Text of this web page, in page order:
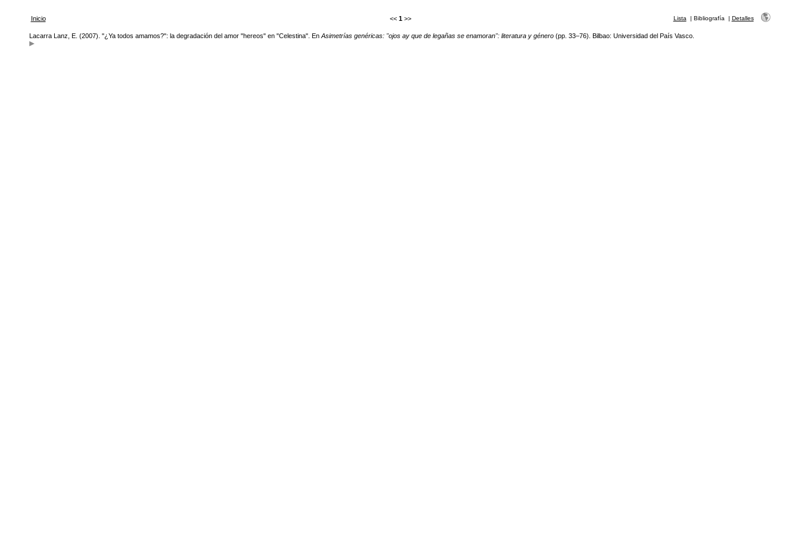
Inicio << 1 >> Lista | Bibliografía | Detalles
Lacarra Lanz, E. (2007). "¿Ya todos amamos?": la degradación del amor "hereos" en "Celestina". En Asimetrías genéricas: "ojos ay que de legañas se enamoran": literatura y género(pp. 33–76). Bilbao: Universidad del País Vasco.